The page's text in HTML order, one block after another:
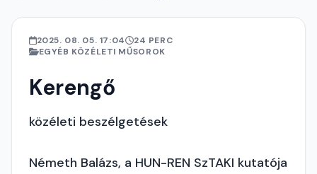
2025. 08. 05. 17:04
24 PERC
EGYÉB KÖZÉLETI MŰSOROK
Kerengő
közéleti beszélgetések
Németh Balázs, a HUN-REN SzTAKI kutatója